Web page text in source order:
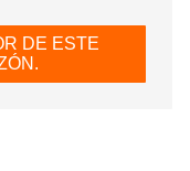
DE ESTE